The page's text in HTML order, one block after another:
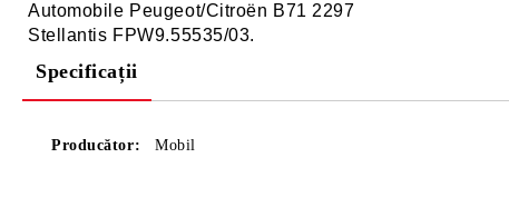
Automobile Peugeot/Citroën B71 2297
Stellantis FPW9.55535/03.
Specificații
Producător: Mobil